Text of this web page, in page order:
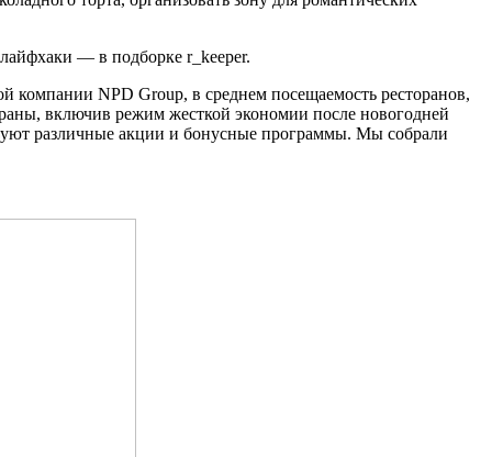
— в подборке r_keeper.
компании NPD Group, в среднем посещаемость ресторанов,
включив режим жесткой экономии после новогодней
различные акции и бонусные программы. Мы собрали